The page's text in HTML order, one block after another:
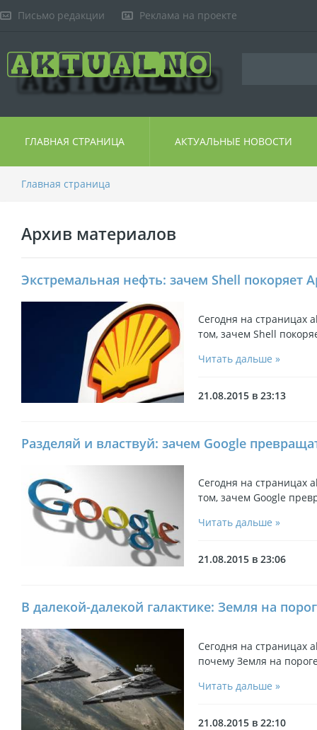
Письмо редакции Реклама на проекте
ГЛАВНАЯ СТРАНИЦА АКТУАЛЬНЫЕ НОВОСТИ
Главная страница
Архив материалов
Экстремальная нефть: зачем Shell покоряет
Сегодня на страницах
том, зачем Shell
Читать дальше »
21.08.2015 в 23:13
Разделяй и властвуй: зачем Google
Сегодня на страницах
том, зачем Google
Читать дальше »
21.08.2015 в 23:06
В далекой-далекой галактике: Земля на
Сегодня на страницах
почему Земля на
Читать дальше »
21.08.2015 в 22:10